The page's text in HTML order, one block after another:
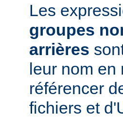
Les
groupes
arrières
leur nom en
référencer
fichiers et